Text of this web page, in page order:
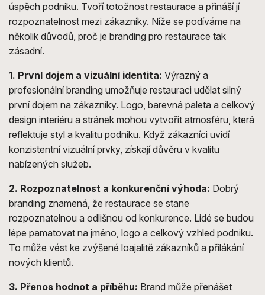
úspěch podniku. Tvoří totožnost restaurace a přináší jí
rozpoznatelnost mezi zákazníky. Níže se podíváme na
několik důvodů, proč je branding pro restaurace tak
zásadní.
1. První dojem a vizuální identita: Výrazný a
profesionální branding umožňuje restauraci udělat silný
první dojem na zákazníky. Logo, barevná paleta a celkový
design interiéru a stránek mohou vytvořit atmosféru, která
reflektuje styl a kvalitu podniku. Když zákazníci uvidí
konzistentní vizuální prvky, získají důvěru v kvalitu
nabízených služeb.
2. Rozpoznatelnost a konkurenční výhoda: Dobrý
branding znamená, že restaurace se stane
rozpoznatelnou a odlišnou od konkurence. Lidé se budou
lépe pamatovat na jméno, logo a celkový vzhled podniku.
To může vést ke zvýšené loajalitě zákazníků a přilákání
nových klientů.
3. Přenos hodnot a příběhu: Brand může přenášet